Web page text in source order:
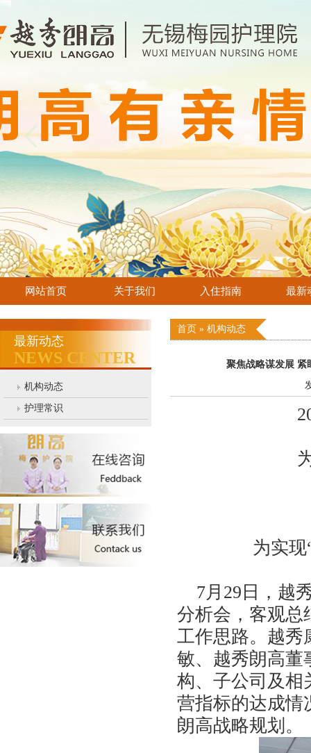
网站首页 关于我们 入住指南 最新
最新动态
NEWS CENTER
机构动态
护理常识
首页 » 机构动态
聚焦战略谋发展 紧
为
为实现
7月29日，越
分析会，客观总
工作思路。越秀
敏、越秀朗高董
构、子公司及相
营指标的达成情
朗高战略规划。